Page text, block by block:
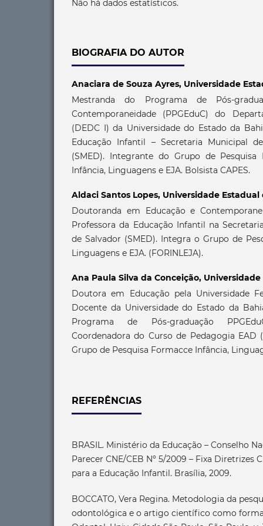
Não há dados estatísticos.
BIOGRAFIA DO AUTOR
Anaciara de Souza Ayres, Universidade
Mestranda do Programa de Pós-
Contemporaneidade (PPGEduC) do
(DEDC I) da Universidade do Estado da
Educação Infantil – Secretaria Municipal
(SMED). Integrante do Grupo de Pesquisa
Infância, Linguagens e EJA. Bolsista CAPES.
Aldaci Santos Lopes, Universidade Estadual
Doutoranda em Educação e
Professora da Educação Infantil na
de Salvador (SMED). Integra o Grupo de
Linguagens e EJA. (FORINLEJA).
Ana Paula Silva da Conceição,
Doutora em Educação pela Universidade
Docente da Universidade do Estado da
Programa de Pós-graduação
Coordenadora do Curso de Pedagogia EAD
Grupo de Pesquisa Formacce Infância,
REFERÊNCIAS
BRASIL. Ministério da Educação – Conselho
Parecer CNE/CEB Nº 5/2009 – Fixa Diretrizes
para a Educação Infantil. Brasília, 2009.
BOCCATO, Vera Regina. Metodologia da
odontológica e o artigo científico como